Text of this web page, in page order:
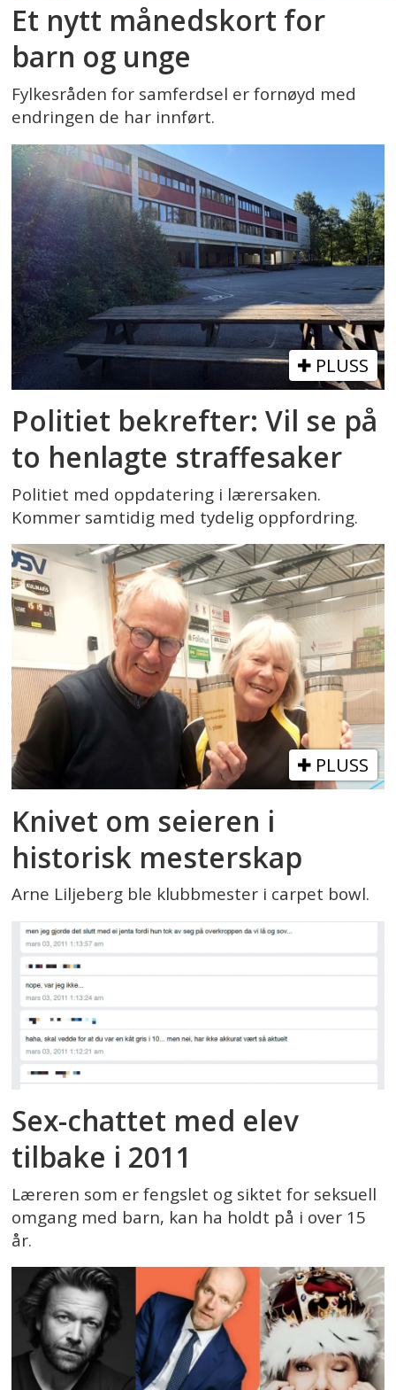
Et nytt månedskort for
barn og unge
Fylkesråden for samferdsel er fornøyd med
endringen de har innført.
PLUSS
Politiet bekrefter: Vil se på
to henlagte straffesaker
Politiet med oppdatering i lærersaken.
Kommer samtidig med tydelig oppfordring.
PLUSS
Knivet om seieren i
historisk mesterskap
Arne Liljeberg ble klubbmester i carpet bowl.
Sex-chattet med elev
tilbake i 2011
Læreren som er fengslet og siktet for seksuell
omgang med barn, kan ha holdt på i over 15
år.